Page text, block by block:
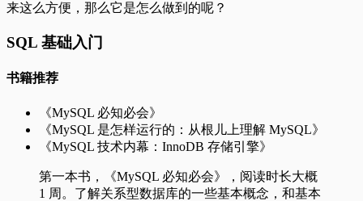
来这么方便，那么它是怎么做到的呢？
SQL 基础入门
书籍推荐
《MySQL 必知必会》
《MySQL 是怎样运行的：从根儿上理解 MySQL》
《MySQL 技术内幕：InnoDB 存储引擎》
第一本书，《MySQL 必知必会》，阅读时长大概
1 周。了解关系型数据库的一些基本概念，和基本